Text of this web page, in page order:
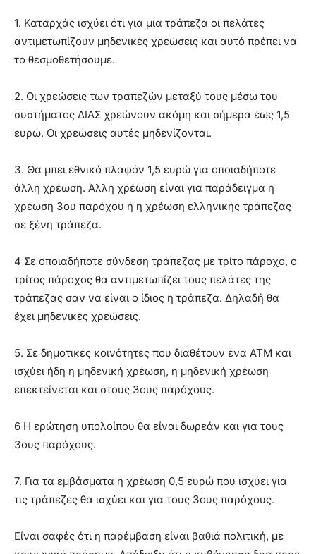
1. Καταρχάς ισχύει ότι για μια τράπεζα οι πελάτες
αντιμετωπίζουν μηδενικές χρεώσεις και αυτό πρέπει να
το θεσμοθετήσουμε.
2. Οι χρεώσεις των τραπεζών μεταξύ τους μέσω του
συστήματος ΔΙΑΣ χρεώνουν ακόμη και σήμερα έως 1,5
ευρώ. Οι χρεώσεις αυτές μηδενίζονται.
3. Θα μπει εθνικό πλαφόν 1,5 ευρώ για οποιαδήποτε
άλλη χρέωση. Άλλη χρέωση είναι για παράδειγμα η
χρέωση 3ου παρόχου ή η χρέωση ελληνικής τράπεζας
σε ξένη τράπεζα.
4 Σε οποιαδήποτε σύνδεση τράπεζας με τρίτο πάροχο, ο
τρίτος πάροχος θα αντιμετωπίζει τους πελάτες της
τράπεζας σαν να είναι ο ίδιος η τράπεζα. Δηλαδή θα
έχει μηδενικές χρεώσεις.
5. Σε δημοτικές κοινότητες που διαθέτουν ένα ΑΤΜ και
ισχύει ήδη η μηδενική χρέωση, η μηδενική χρέωση
επεκτείνεται και στους 3ους παρόχους.
6 Η ερώτηση υπολοίπου θα είναι δωρεάν και για τους
3ους παρόχους.
7. Για τα εμβάσματα η χρέωση 0,5 ευρώ που ισχύει για
τις τράπεζες θα ισχύει και για τους 3ους παρόχους.
Είναι σαφές ότι η παρέμβαση είναι βαθιά πολιτική, με